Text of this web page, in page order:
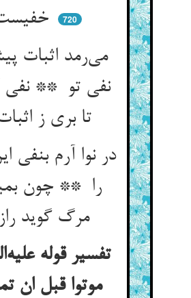
720
می‌رمد اثبات
نفی تو ** نفی
در نوا آرم بنفی
را ** چون
مرگ گوید راز را
تفسیر قوله
موتوا قبل ان